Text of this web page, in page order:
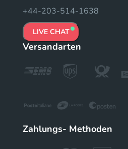
+44-203-514-1638
LIVE CHAT
Versandarten
Zahlungs- Methoden